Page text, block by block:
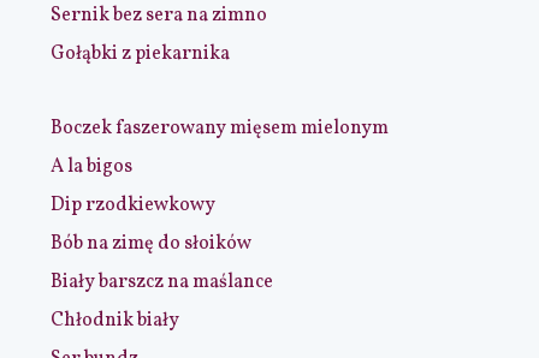
Sernik bez sera na zimno
Gołąbki z piekarnika
Boczek faszerowany mięsem mielonym
A la bigos
Dip rzodkiewkowy
Bób na zimę do słoików
Biały barszcz na maślance
Chłodnik biały